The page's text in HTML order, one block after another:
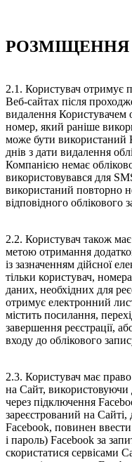
2.1. Користувач отримує
Веб-сайтах після
видалення Користувачем
номер, який раніше
може бути використаний
днів з дати видалення
Компанією немає
використовувався для
використаний повторно
відповідного облікового
2.2. Користувач також
метою отримання
із зазначенням дійсної
тільки користувач,
даних, необхідних для
отримує електронний
містить посилання,
завершення реєстрації,
входу до облікового
2.3. Користувач має
на Сайт, використовуючи
через підключення
зареєстрований на Сайті,
Facebook, повинен ввести
і пароль) Facebook за
скористатися сервісами